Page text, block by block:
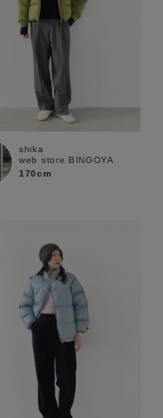
予約商品
WEB限定
在庫なし含む
shika
web store BINGOYA
170cm